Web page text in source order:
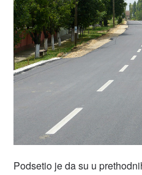
Podsetio je da su u